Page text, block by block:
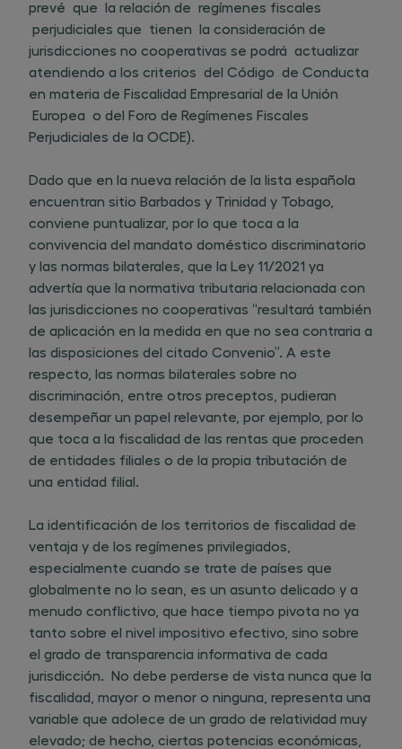
prevé que la relación de regímenes fiscales
perjudiciales que tienen la consideración de
jurisdicciones no cooperativas se podrá actualizar
atendiendo a los criterios del Código de Conducta
en materia de Fiscalidad Empresarial de la Unión
Europea o del Foro de Regímenes Fiscales
Perjudiciales de la OCDE).
Dado que en la nueva relación de la lista española
encuentran sitio Barbados y Trinidad y Tobago,
conviene puntualizar, por lo que toca a la
convivencia del mandato doméstico discriminatorio
y las normas bilaterales, que la Ley 11/2021 ya
advertía que la normativa tributaria relacionada con
las jurisdicciones no cooperativas “resultará también
de aplicación en la medida en que no sea contraria a
las disposiciones del citado Convenio”. A este
respecto, las normas bilaterales sobre no
discriminación, entre otros preceptos, pudieran
desempeñar un papel relevante, por ejemplo, por lo
que toca a la fiscalidad de las rentas que proceden
de entidades filiales o de la propia tributación de
una entidad filial.
La identificación de los territorios de fiscalidad de
ventaja y de los regímenes privilegiados,
especialmente cuando se trate de países que
globalmente no lo sean, es un asunto delicado y a
menudo conflictivo, que hace tiempo pivota no ya
tanto sobre el nivel impositivo efectivo, sino sobre
el grado de transparencia informativa de cada
jurisdicción. No debe perderse de vista nunca que la
fiscalidad, mayor o menor o ninguna, representa una
variable que adolece de un grado de relatividad muy
elevado; de hecho, ciertas potencias económicas,